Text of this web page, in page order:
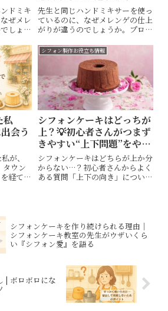
ドミキ
ぜメレ
しょう
実際に
ます。
先生と同じハンドミキサーを使っ
ているのに、なぜメレンゲの仕上
がりが違うのでしょうか。プロコ
よって違う泡立て方」と、教える
中で感じた学びについてお話しし
私
会う
が、
ウン
経て、
シフォン製作お役立ち情報
シフォンケーキはどっちが
上？💡初心者さんがつまず
きやすい“上下問題”をやさ
しく解説！
シフォンケーキはどちらが上か分
からない…？初心者さんからよく
ある質問「上下の向き」につい
シフォンケーキを作り続けられる理由｜
シフォンケーキ教室の先生がウザいくら
い『シフォン愛』を語る
| ボロボロにな